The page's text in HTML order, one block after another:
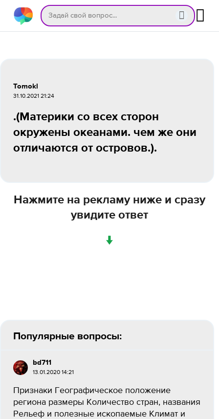
Tomokl
31.10.2021 21:24
.(Материки со всех сторон
окружены океанами. чем же они
отличаются от островов.).
Нажмите на рекламу ниже и сразу
увидите ответ
↓
Популярные вопросы:
bd711
13.01.2020 14:21
Признаки Географическое положение
региона размеры Количество стран, названия
Рельеф и полезные ископаемые Климат и